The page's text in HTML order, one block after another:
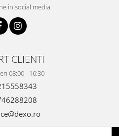
in social media
CLIENTI
08:00 - 16:30